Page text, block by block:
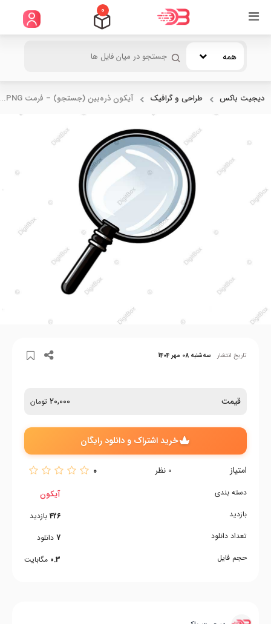
0
همه
دیجیت باکس طراحی و گرافیک آیکون ذره‌بین (جستجو) – فرمت PNG...
تاریخ انتشار سه‌شنبه 08 مهر 1404
قیمت 20,000 تومان
خرید اشتراک و دانلود رایگان
امتیاز 0 نظر 0
دسته بندی
بازدید
تعداد دانلود
حجم فایل
آیکون
426 بازدید
7 دانلود
0.3 مگابایت